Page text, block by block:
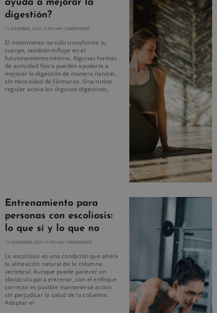
ayuda a mejorar la
digestión?
12 DICIEMBRE, 2025 NO HAY COMENTARIOS
El movimiento no solo transforma tu
cuerpo, también influye en el
funcionamiento interno. Algunas formas
de actividad física pueden ayudarte a
mejorar la digestión de manera natural,
sin necesidad de fármacos. Una rutina
regular activa los órganos digestivos,
Entrenamiento para
personas con escoliosis:
lo que sí y lo que no
15 NOVIEMBRE, 2025 NO HAY COMENTARIOS
La escoliosis es una condición que altera
la alineación natural de la columna
vertebral. Aunque puede parecer un
obstáculo para entrenar, con el enfoque
correcto es posible mantenerse activo
sin perjudicar la salud de la columna.
Adaptar el